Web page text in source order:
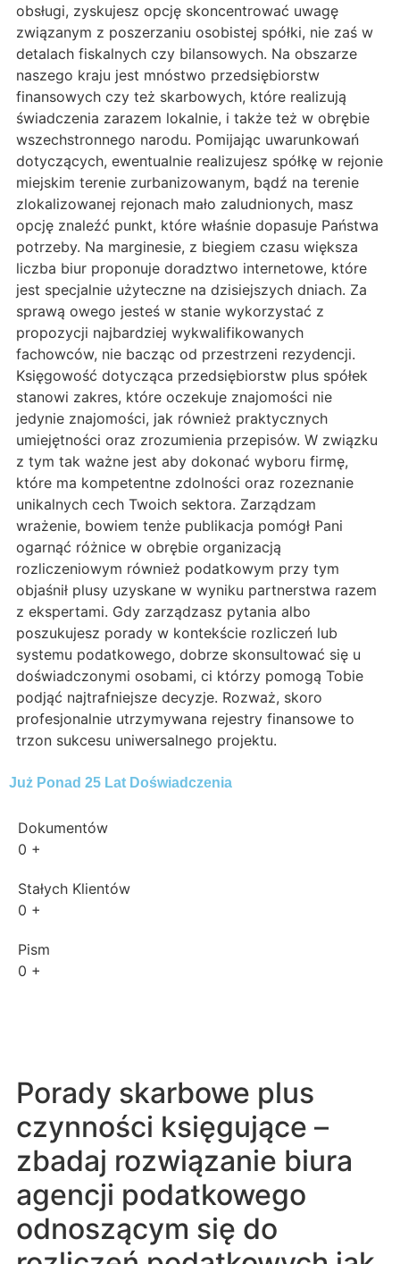
obsługi, zyskujesz opcję skoncentrować uwagę
związanym z poszerzaniu osobistej spółki, nie zaś w
detalach fiskalnych czy bilansowych. Na obszarze
naszego kraju jest mnóstwo przedsiębiorstw
finansowych czy też skarbowych, które realizują
świadczenia zarazem lokalnie, i także też w obrębie
wszechstronnego narodu. Pomijając uwarunkowań
dotyczących, ewentualnie realizujesz spółkę w rejonie
miejskim terenie zurbanizowanym, bądź na terenie
zlokalizowanej rejonach mało zaludnionych, masz
opcję znaleźć punkt, które właśnie dopasuje Państwa
potrzeby. Na marginesie, z biegiem czasu większa
liczba biur proponuje doradztwo internetowe, które
jest specjalnie użyteczne na dzisiejszych dniach. Za
sprawą owego jesteś w stanie wykorzystać z
propozycji najbardziej wykwalifikowanych
fachowców, nie bacząc od przestrzeni rezydencji.
Księgowość dotycząca przedsiębiorstw plus spółek
stanowi zakres, które oczekuje znajomości nie
jedynie znajomości, jak również praktycznych
umiejętności oraz zrozumienia przepisów. W związku
z tym tak ważne jest aby dokonać wyboru firmę,
które ma kompetentne zdolności oraz rozeznanie
unikalnych cech Twoich sektora. Zarządzam
wrażenie, bowiem tenże publikacja pomógł Pani
ogarnąć różnice w obrębie organizacją
rozliczeniowym również podatkowym przy tym
objaśnił plusy uzyskane w wyniku partnerstwa razem
z ekspertami. Gdy zarządzasz pytania albo
poszukujesz porady w kontekście rozliczeń lub
systemu podatkowego, dobrze skonsultować się u
doświadczonymi osobami, ci którzy pomogą Tobie
podjąć najtrafniejsze decyzje. Rozważ, skoro
profesjonalnie utrzymywana rejestry finansowe to
trzon sukcesu uniwersalnego projektu.
Już Ponad 25 Lat Doświadczenia
Dokumentów
0 +
Stałych Klientów
0 +
Pism
0 +
Porady skarbowe plus
czynności księgujące –
zbadaj rozwiązanie biura
agencji podatkowego
odnoszącym się do